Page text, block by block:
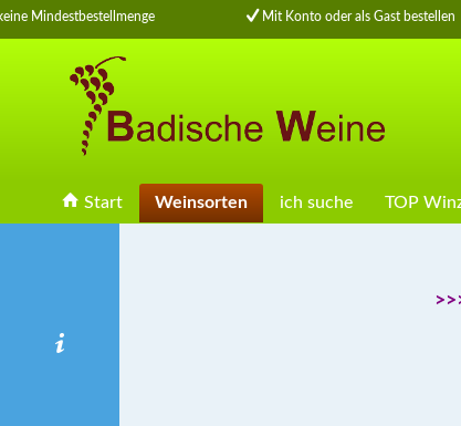
Mindestbestellmenge Mit Konto oder als Gast bestellen
Start Weinsorten ich suche TOP